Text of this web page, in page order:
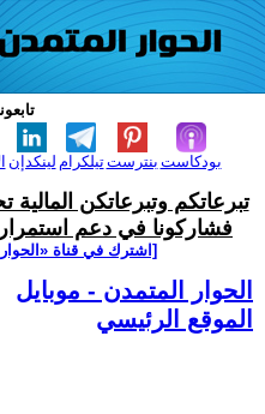
لينكدإن تيلكرامبنترست بودكاست
تبرعاتكم وتبرعاتكن
فشاركونا في دعم
[اشترك في قناة
الحوار المتمدن - موبايل
الموقع الرئيسي